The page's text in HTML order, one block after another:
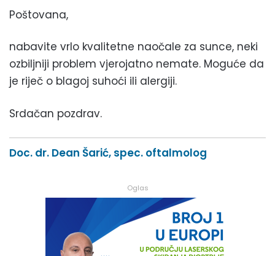
Poštovana,
nabavite vrlo kvalitetne naočale za sunce, neki
ozbiljniji problem vjerojatno nemate. Moguće da
je riječ o blagoj suhoći ili alergiji.
Srdačan pozdrav.
Doc. dr. Dean Šarić, spec. oftalmolog
Oglas